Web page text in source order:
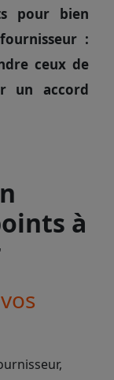
pour bien
:
ceux de
un accord
à